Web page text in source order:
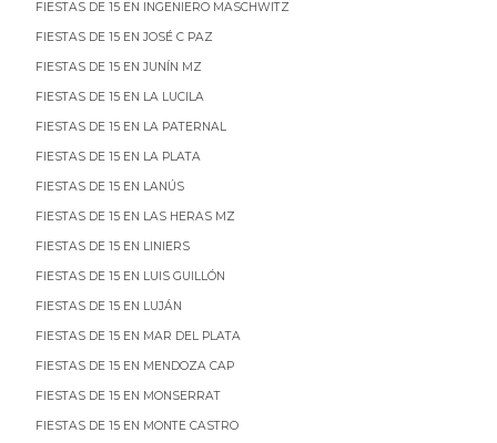
FIESTAS DE 15 EN INGENIERO MASCHWITZ
FIESTAS DE 15 EN JOSÉ C PAZ
FIESTAS DE 15 EN JUNÍN MZ
FIESTAS DE 15 EN LA LUCILA
FIESTAS DE 15 EN LA PATERNAL
FIESTAS DE 15 EN LA PLATA
FIESTAS DE 15 EN LANÚS
FIESTAS DE 15 EN LAS HERAS MZ
FIESTAS DE 15 EN LINIERS
FIESTAS DE 15 EN LUIS GUILLÓN
FIESTAS DE 15 EN LUJÁN
FIESTAS DE 15 EN MAR DEL PLATA
FIESTAS DE 15 EN MENDOZA CAP
FIESTAS DE 15 EN MONSERRAT
FIESTAS DE 15 EN MONTE CASTRO